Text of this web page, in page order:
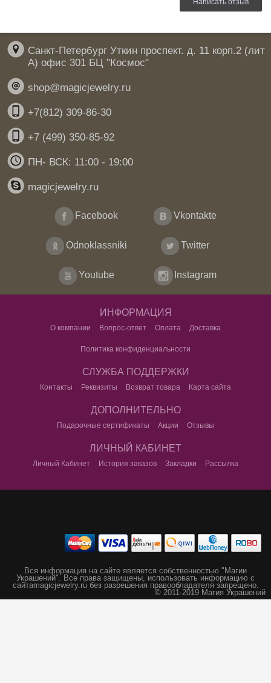
Написать отзыв
Санкт-Петербург Уткин проспект. д. 11 корп.2 (лит
А) офис 301 БЦ "Космос"
shop@magicjewelry.ru
+7(812) 309-86-30
+7 (499) 350-85-92
ПН- ВСК: 11:00 - 19:00
magicjewelry.ru
Facebook Vkontakte
Odnoklassniki Twitter
Youtube Instagram
ИНФОРМАЦИЯ
О компании Вопрос-ответ Оплата Доставка
Политика конфиденциальности
СЛУЖБА ПОДДЕРЖКИ
Контакты Реквизиты Возврат товара Карта сайта
ДОПОЛНИТЕЛЬНО
Подарочные сертификаты Акции Отзывы
ЛИЧНЫЙ КАБИНЕТ
Личный Кабинет История заказов Закладки Рассылка
Вся информация на сайте является собственностью "Магии
Украшений". Все права защищены, использовать информацию с
сайтаmagicjewelry.ru без разрешения правообладателя запрещено.
© 2011-2019 Магия Украшений